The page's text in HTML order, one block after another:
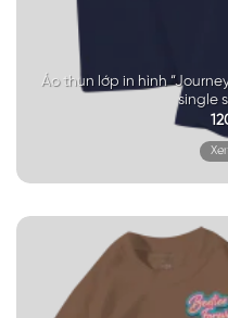
Áo thun lớp in hình
single